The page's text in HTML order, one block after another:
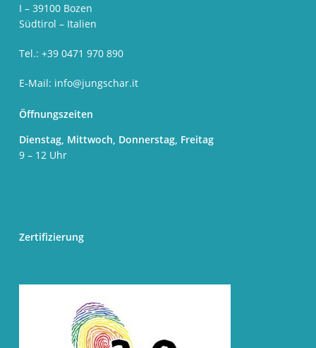
I – 39100 Bozen
Südtirol – Italien
Tel.: +39 0471 970 890
E-Mail: info@jungschar.it
Öffnungszeiten
Dienstag, Mittwoch, Donnerstag, Freitag
9 – 12 Uhr
Zertifizierung